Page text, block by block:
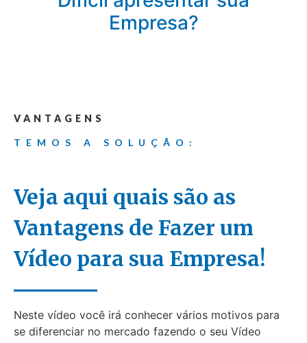
Empresa?
VANTAGENS
TEMOS A SOLUÇÃO:
Veja aqui quais são as
Vantagens de Fazer um
Vídeo para sua Empresa!
Neste vídeo você irá conhecer vários motivos para
se diferenciar no mercado fazendo o seu Vídeo